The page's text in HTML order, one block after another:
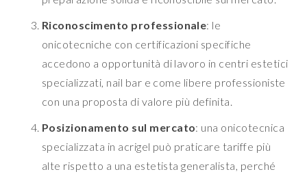
Riconoscimento professionale: le
onicotecniche con certificazioni specifiche
accedono a opportunità di lavoro in centri estetici
specializzati, nail bar e come libere professioniste
con una proposta di valore più definita.
Posizionamento sul mercato: una onicotecnica
specializzata in acrigel può praticare tariffe più
alte rispetto a una estetista generalista, perché